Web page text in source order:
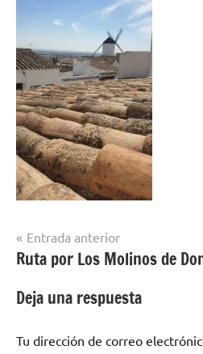
Navegación
de
entradas
Entrada anterior
Ruta por Los Molinos de
Deja una respuesta
Tu dirección de correo